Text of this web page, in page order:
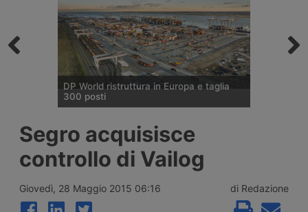
DP World ristruttura in Europa e taglia
300 posti
attività europee dopo l’uscita di tre dirigenti
senior, mentre Londra e Anversa registrano
volumi record e il gruppo prosegue gli
investimenti tra Svizzera, Golfo, Siria e
Segro acquisisce
controllo di Vailog
Giovedì, 28 Maggio 2015 06:16 di Redazione